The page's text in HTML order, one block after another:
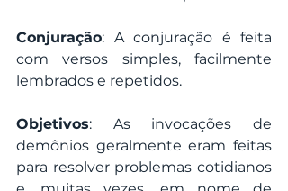
Conjuração: A conjuração é feita
com versos simples, facilmente
lembrados e repetidos.
Objetivos: As invocações de
demônios geralmente eram feitas
para resolver problemas cotidianos